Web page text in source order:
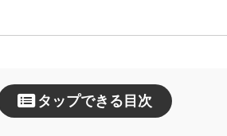
タップできる目次